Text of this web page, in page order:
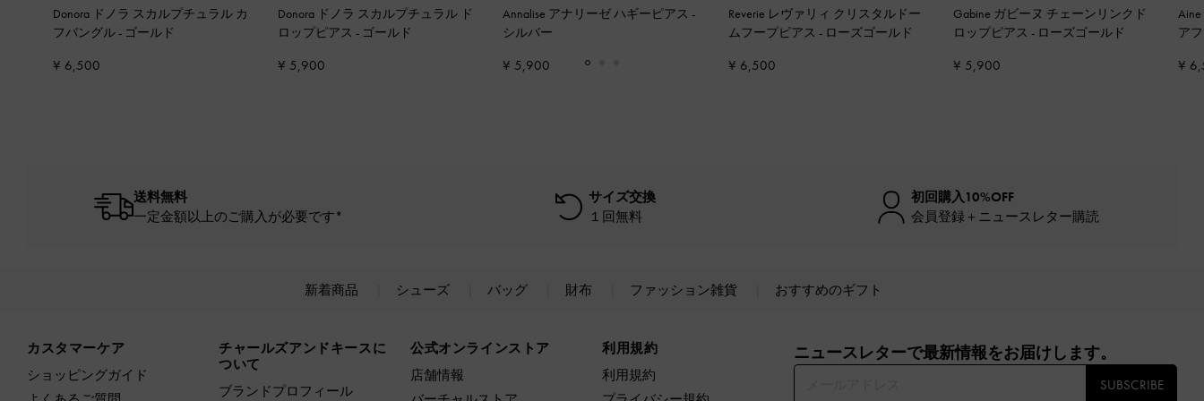
Donora ドノラ スカルプチュラル カ
フバングル - ゴールド
¥ 6,500
Donora ドノラ スカルプチュラル ド
ロップピアス - ゴールド
¥ 5,900
Annalise アナリーゼ ハギーピアス -
シルバー
¥ 5,900
Reverie レヴァリィ クリスタルドー
ムフープピアス - ローズゴールド
¥ 6,500
Gabine ガビーヌ チェーンリンクド
ロップピアス - ローズゴールド
¥ 5,900
ア
¥
送料無料
一定金額以上のご購入が必要です*
サイズ交換
１回無料
初回購入10%OFF
会員登録＋ニュースレター購読
新着商品 シューズ バッグ 財布 ファッション雑貨 おすすめのギフト
カスタマーケア
ショッピングガイド
チャールズアンドキースに
ついて
ブランドプロフィール
公式オンラインストア
店舗情報
利用規約
利用規約
ニュースレターで最新情報をお届けします。​
SUBSCRIBE